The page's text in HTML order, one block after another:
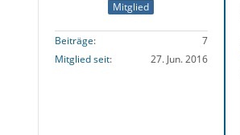
Mitglied
Beiträge
7
Mitglied seit
27. Jun. 2016